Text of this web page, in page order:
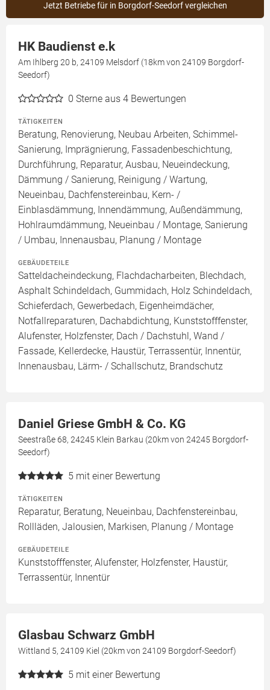
Jetzt Betriebe für in Borgdorf-Seedorf vergleichen
HK Baudienst e.k
Am Ihlberg 20 b, 24109 Melsdorf (18km von 24109 Borgdorf-
Seedorf)
0 Sterne aus 4 Bewertungen
TÄTIGKEITEN
Beratung, Renovierung, Neubau Arbeiten, Schimmel-
Sanierung, Imprägnierung, Fassadenbeschichtung,
Durchführung, Reparatur, Ausbau, Neueindeckung,
Dämmung / Sanierung, Reinigung / Wartung,
Neueinbau, Dachfenstereinbau, Kern- /
Einblasdämmung, Innendämmung, Außendämmung,
Hohlraumdämmung, Neueinbau / Montage, Sanierung
/ Umbau, Innenausbau, Planung / Montage
GEBÄUDETEILE
Satteldacheindeckung, Flachdacharbeiten, Blechdach,
Asphalt Schindeldach, Gummidach, Holz Schindeldach,
Schieferdach, Gewerbedach, Eigenheimdächer,
Notfallreparaturen, Dachabdichtung, Kunststofffenster,
Alufenster, Holzfenster, Dach / Dachstuhl, Wand /
Fassade, Kellerdecke, Haustür, Terrassentür, Innentür,
Innenausbau, Lärm- / Schallschutz, Brandschutz
Daniel Griese GmbH & Co. KG
Seestraße 68, 24245 Klein Barkau (20km von 24245 Borgdorf-
Seedorf)
5 mit einer Bewertung
TÄTIGKEITEN
Reparatur, Beratung, Neueinbau, Dachfenstereinbau,
Rollläden, Jalousien, Markisen, Planung / Montage
GEBÄUDETEILE
Kunststofffenster, Alufenster, Holzfenster, Haustür,
Terrassentür, Innentür
Glasbau Schwarz GmbH
Wittland 5, 24109 Kiel (20km von 24109 Borgdorf-Seedorf)
5 mit einer Bewertung